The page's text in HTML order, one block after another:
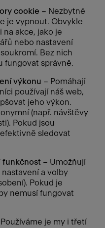
cookie – Nezbytné
je vypnout. Obvykle
na akce, jako je
nebo nastavení
Bez nich
fungovat správně.
výkonu – Pomáhají
používají náš web,
jeho výkon.
(např. návštěvy
Pokud jsou
sledovat
funkčnost – Umožňují
a volby
Pokud je
nemusí fungovat
je my i třetí